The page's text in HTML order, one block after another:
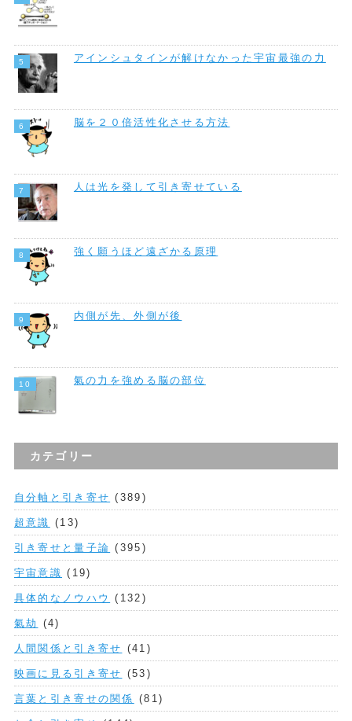
アインシュタインが解けなかった宇宙最強の力
脳を２０倍活性化させる方法
人は光を発して引き寄せている
強く願うほど遠ざかる原理
内側が先、外側が後
氣の力を強める脳の部位
カテゴリー
自分軸と引き寄せ (389)
超意識 (13)
引き寄せと量子論 (395)
宇宙意識 (19)
具体的なノウハウ (132)
氣劫 (4)
人間関係と引き寄せ (41)
映画に見る引き寄せ (53)
言葉と引き寄せの関係 (81)